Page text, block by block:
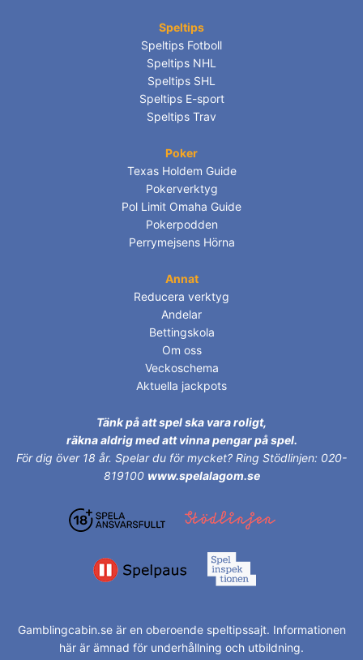
Speltips
Speltips Fotboll
Speltips NHL
Speltips SHL
Speltips E-sport
Speltips Trav
Poker
Texas Holdem Guide
Pokerverktyg
Pol Limit Omaha Guide
Pokerpodden
Perrymejsens Hörna
Annat
Reducera verktyg
Andelar
Bettingskola
Om oss
Veckoschema
Aktuella jackpots
Tänk på att spel ska vara roligt,
räkna aldrig med att vinna pengar på spel.
För dig över 18 år. Spelar du för mycket? Ring Stödlinjen: 020-
819100 www.spelalagom.se
Gamblingcabin.se är en oberoende speltipssajt. Informationen
här är ämnad för underhållning och utbildning.